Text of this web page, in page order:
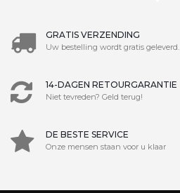
GRATIS VERZENDING
Uw bestelling wordt gratis geleverd.
14-DAGEN RETOURGARANTIE
Niet tevreden? Geld terug!
DE BESTE SERVICE
Onze mensen staan voor u klaar